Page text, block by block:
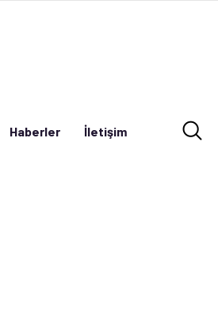
Haberler İletişim